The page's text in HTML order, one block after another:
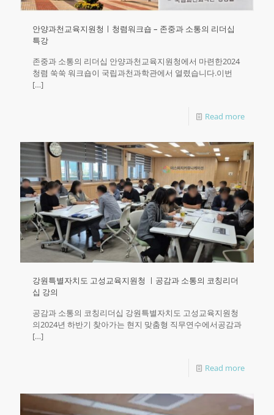
안양과천교육지원청ㅣ청렴워크숍 – 존중과 소통의 리더십
특강
존중과 소통의 리더십 안양과천교육지원청에서 마련한2024
청렴 쑥쑥 워크숍이 국립과천과학관에서 열렸습니다.이번
[…]
Read more
강원특별자치도 고성교육지원청 ㅣ공감과 소통의 코칭리더
십 강의
공감과 소통의 코칭리더십 강원특별자치도 고성교육지원청
의2024년 하반기 찾아가는 현지 맞춤형 직무연수에서공감과
[…]
Read more